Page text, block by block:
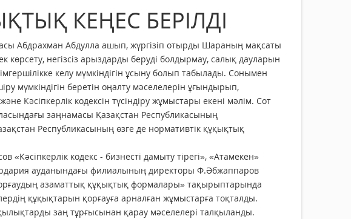
КЕҢЕС БЕРІЛДІ
Абдрахман Абдулла ашып, жүргізіп отырды Шараның мақсаты
көрсету, негізсіз арыздарды беруді болдырмау, салық дауларын
келу мүмкіндігін ұсыну болып табылады. Сонымен
мүмкіндігін беретін оңалту мәселелерін ұғындырып,
Кәсіпкерлік кодексін түсіндіру жұмыстары екені мәлім. Сот
заңнамасы Қазақстан Республикасының
Республикасының өзге де нормативтік құқықтық
кодекс - бизнесті дамыту тірегі», «Атамекен»
ауданындағы филиалының директоры Ф.Әбжаппаров
азаматтық құқықтық формалары» тақырыптарында
құқықтарын қорғауға арналған жұмыстарға тоқталды.
заң тұрғысынан қарау мәселелері талқыланды.